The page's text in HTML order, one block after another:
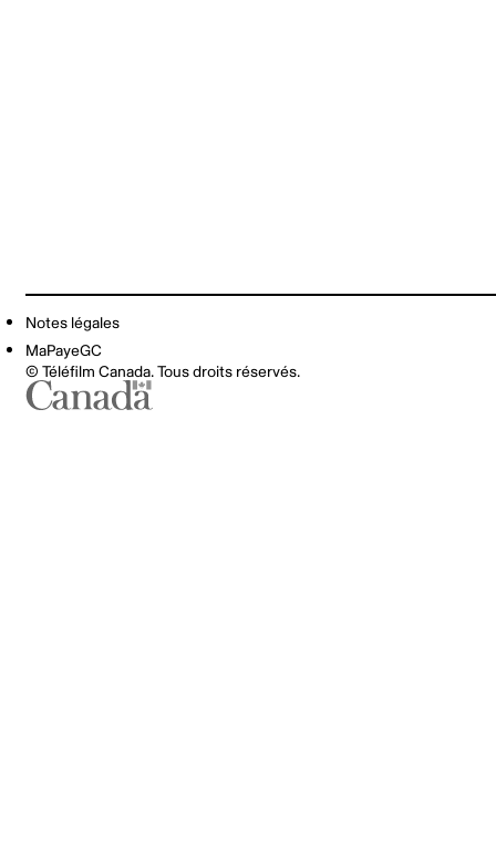
Notes légales
MaPayeGC
© Téléfilm Canada. Tous droits réservés.